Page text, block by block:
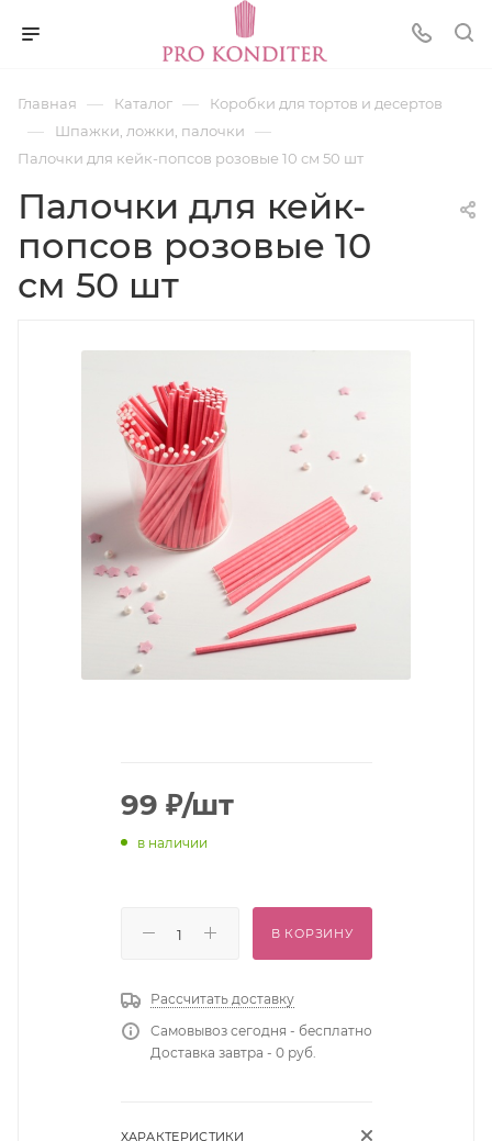
Главная — Каталог — Коробки для тортов и десертов
— Шпажки, ложки, палочки —
Палочки для кейк-попсов розовые 10 см 50 шт
Палочки для кейк-
попсов розовые 10
см 50 шт
99 ₽/шт
в наличии
В КОРЗИНУ
Рассчитать доставку
Самовывоз сегодня - бесплатно
Доставка завтра - 0 руб.
ХАРАКТЕРИСТИКИ